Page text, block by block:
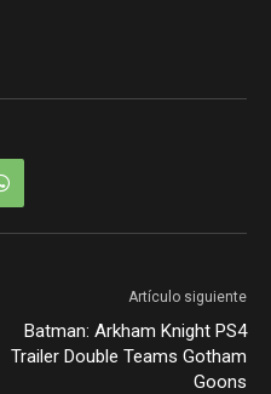
Artículo siguiente
Batman: Arkham Knight PS4
Trailer Double Teams Gotham
Goons